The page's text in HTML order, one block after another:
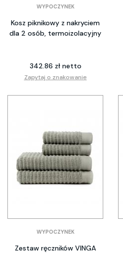
WYPOCZYNEK
Kosz piknikowy z nakryciem
dla 2 osób, termoizolacyjny
342.86 zł netto
Zapytaj o znakowanie
WYPOCZYNEK
Zestaw ręczników VINGA